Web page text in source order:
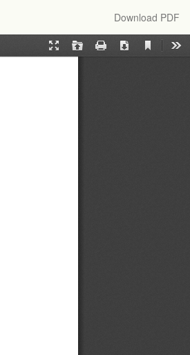
Download
Download PDF